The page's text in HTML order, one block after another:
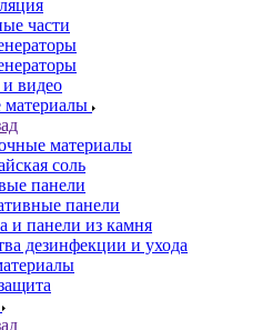
части
видео
материалы
соль
панели
панели
и панели из камня
дезинфекции и ухода